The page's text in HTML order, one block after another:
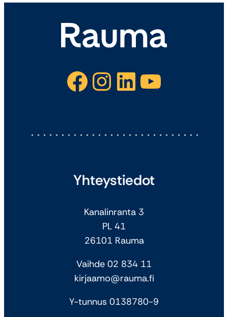
Facebook Instagram LinkedIn YouTube
Yhteystiedot
Kanalinranta 3
PL 41
26101 Rauma
Vaihde 02 834 11
kirjaamo@rauma.fi
Y-tunnus 0138780-9